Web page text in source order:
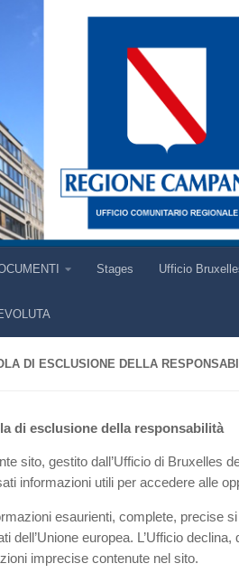
Stages Ufficio
DI ESCLUSIONE DELLA
di esclusione della responsabilità
sito, gestito dall’Ufficio di Bruxelles
informazioni utili per accedere alle
esaurienti, complete, precise
dell’Unione europea. L’Ufficio
imprecise contenute nel sito.